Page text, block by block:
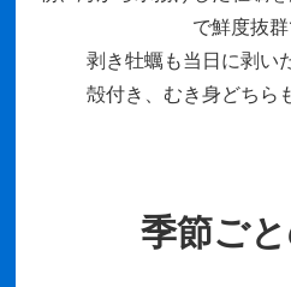
で鮮度抜群
剥き牡蠣も当日に剥い
殻付き、むき身どちら
季節ご